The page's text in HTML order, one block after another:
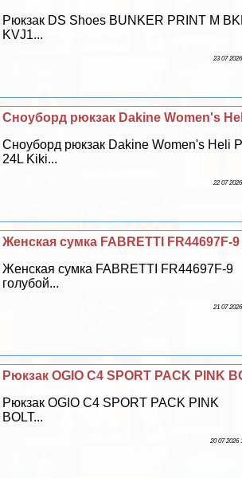
Рюкзак DS Shoes BUNKER PRINT M
KVJ1...
23 07
Сноуборд рюкзак Dakine Women's
Сноуборд рюкзак Dakine Women's Heli
24L Kiki...
22 07
Женская сумка FABRETTI FR44697F-
Женская сумка FABRETTI FR44697F-9
гoлyбой...
21 07
Рюкзак OGIO C4 SPORT PACK PINK
Рюкзак OGIO C4 SPORT PACK PINK
BOLT...
20 07 2026